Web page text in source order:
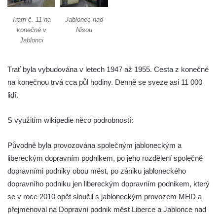
Tram č. 11 na
konečné v
Jablonci
Jablonec nad
Nisou
Trať byla vybudována v letech 1947 až 1955. Cesta z konečné
na konečnou trvá cca půl hodiny. Denně se sveze asi 11 000
lidí.
S využitím wikipedie něco podrobností:
Původně byla provozována společným jabloneckým a
libereckým dopravním podnikem, po jeho rozdělení společně
dopravními podniky obou měst, po zániku jabloneckého
dopravního podniku jen libereckým dopravním podnikem, který
se v roce 2010 opět sloučil s jabloneckým provozem MHD a
přejmenoval na Dopravní podnik měst Liberce a Jablonce nad